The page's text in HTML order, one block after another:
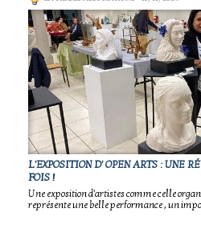
L'EXPOSITION D' OPEN ARTS : UNE
FOIS !
Une exposition d'artistes comme celle
représente une belle performance , un